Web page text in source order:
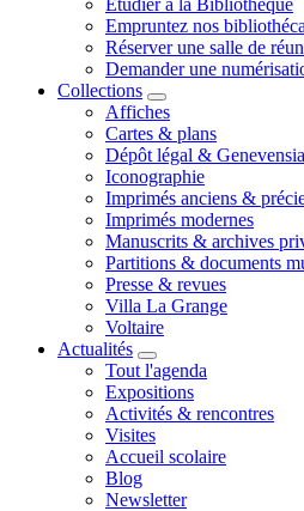
Empruntez nos
Réserver une salle de
Demander une
Collections
Affiches
Cartes & plans
Dépôt légal & Genevensia
Iconographie
Imprimés anciens &
Imprimés modernes
Manuscrits & archives
Partitions & documents
Presse & revues
Villa La Grange
Voltaire
Actualités
Tout l'agenda
Expositions
Activités & rencontres
Visites
Accueil scolaire
Blog
Newsletter